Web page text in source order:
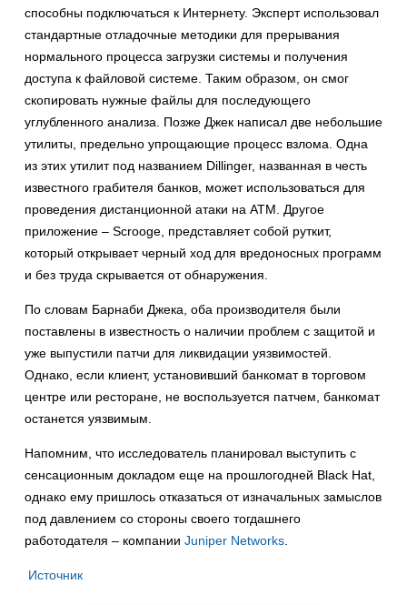
способны подключаться к Интернету. Эксперт использовал
стандартные отладочные методики для прерывания
нормального процесса загрузки системы и получения
доступа к файловой системе. Таким образом, он смог
скопировать нужные файлы для последующего
углубленного анализа. Позже Джек написал две небольшие
утилиты, предельно упрощающие процесс взлома. Одна
из этих утилит под названием Dillinger, названная в честь
известного грабителя банков, может использоваться для
проведения дистанционной атаки на ATM. Другое
приложение – Scrooge, представляет собой руткит,
который открывает черный ход для вредоносных программ
и без труда скрывается от обнаружения.
По словам Барнаби Джека, оба производителя были
поставлены в известность о наличии проблем с защитой и
уже выпустили патчи для ликвидации уязвимостей.
Однако, если клиент, установивший банкомат в торговом
центре или ресторане, не воспользуется патчем, банкомат
останется уязвимым.
Напомним, что исследователь планировал выступить с
сенсационным докладом еще на прошлогодней Black Hat,
однако ему пришлось отказаться от изначальных замыслов
под давлением со стороны своего тогдашнего
работодателя – компании Juniper Networks.
Источник